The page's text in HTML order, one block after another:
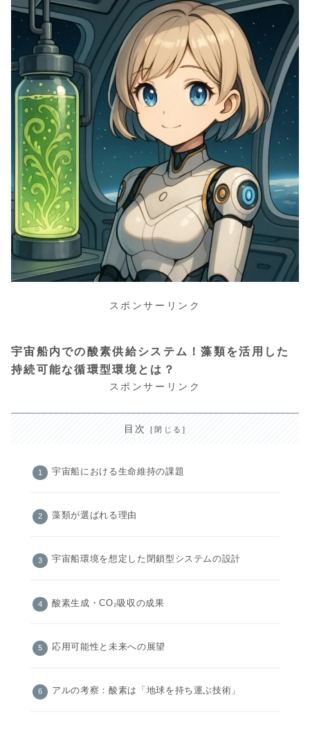
スポンサーリンク
宇宙船内での酸素供給システム！藻類を活用した
持続可能な循環型環境とは？
スポンサーリンク
目次
宇宙船における生命維持の課題
藻類が選ばれる理由
宇宙船環境を想定した閉鎖型システムの設計
酸素生成・CO₂吸収の成果
応用可能性と未来への展望
アルの考察：酸素は「地球を持ち運ぶ技術」